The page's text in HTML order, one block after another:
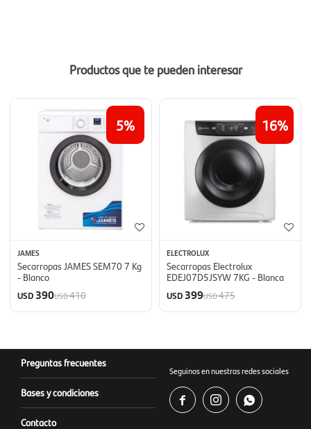
Productos que te pueden interesar
5
JAMES
Secarropas JAMES SEM70 7 Kg
- Blanco
USD 390USD410
16
ELECTROLUX
Secarropas Electrolux
EDEJ07D5JSYW 7KG - Blanca
USD 399USD475
Preguntas frecuentes
Bases y condiciones
Contacto
Seguinos en nuestras redes sociales
  